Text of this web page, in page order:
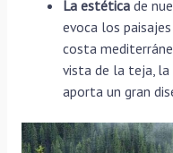
La estética de
evoca los
costa
vista de la teja,
aporta un gran